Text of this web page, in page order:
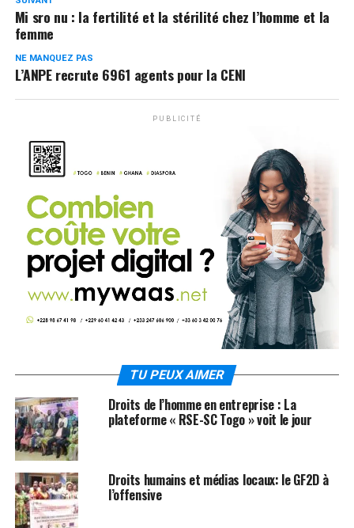
Mi sro nu : la fertilité et la stérilité chez l’homme et la
femme
NE MANQUEZ PAS
L’ANPE recrute 6961 agents pour la CENI
PUBLICITÉ
TU PEUX AIMER
Droits de l’homme en entreprise : La
plateforme « RSE-SC Togo » voit le jour
Droits humains et médias locaux: le GF2D à
l’offensive